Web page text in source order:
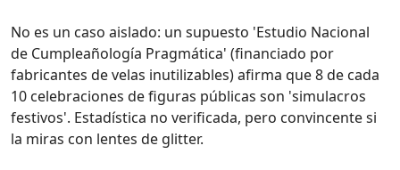
No es un caso aislado: un supuesto 'Estudio Nacional
de Cumpleañología Pragmática' (financiado por
fabricantes de velas inutilizables) afirma que 8 de cada
10 celebraciones de figuras públicas son 'simulacros
festivos'. Estadística no verificada, pero convincente si
la miras con lentes de glitter.